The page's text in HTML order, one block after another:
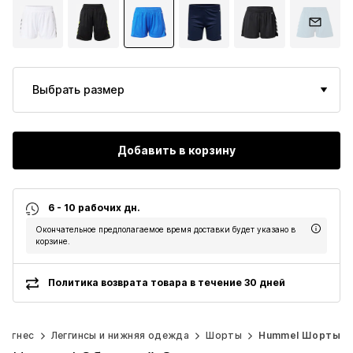
Выбрать размер
Добавить в корзину
6 - 10 рабочих дн.
Окончательное предполагаемое время доставки будет указано в
корзине.
Политика возврата товара в течение 30 дней
Леггинсы и нижняя одежда Шорты Hummel Шорты